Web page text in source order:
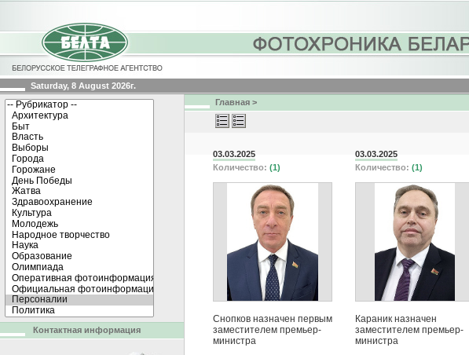
Saturday, 8 August 2026г.
Главная >
03.03.2025
Количество: (1)
Снопков назначен первым
заместителем премьер-
министра
03.03.2025
Количество: (1)
Караник назначен
заместителем премьер-
министра
Контактная информация